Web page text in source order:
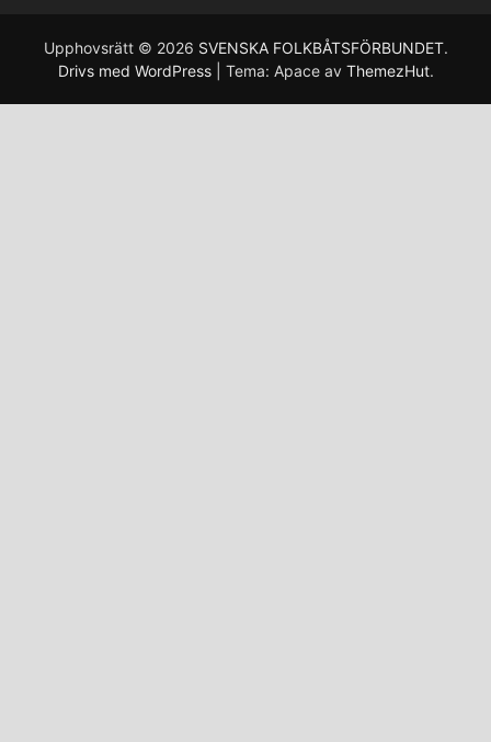
Upphovsrätt © 2026 SVENSKA FOLKBÅTSFÖRBUNDET.
Drivs med WordPress
Tema: Apace av ThemezHut.